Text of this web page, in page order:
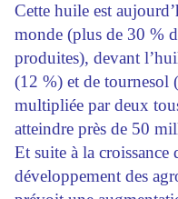
Cette huile est
monde (plus de 30 %
produites), devant
(12 %) et de tournesol
multipliée par deux
atteindre près de 50
Et suite à la croissance
développement des